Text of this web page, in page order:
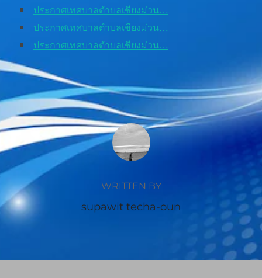
ประกาศเทศบาลตำบลเชียงม่วน…
ประกาศเทศบาลตำบลเชียงม่วน…
ประกาศเทศบาลตำบลเชียงม่วน…
POST AUTHOR
WRITTEN BY
supawit techa-oun